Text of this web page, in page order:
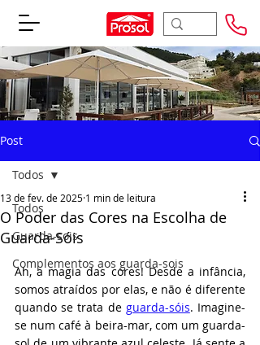
Post
Todos
Guarda-sois
Complementos aos guarda-sois
Todos
O Poder das Cores na Escolha de
Guarda-Sóis
13 de fev. de 2025 1 min de leitura
Ah, a magia das cores! Desde a infância,
somos atraídos por elas, e não é diferente
quando se trata de guarda-sóis. Imagine-
se num café à beira-mar, com um guarda-